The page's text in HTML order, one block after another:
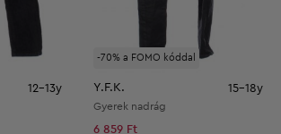
12-13y
-70% a FOMO kóddal
Y.F.K. 15-18y
Gyerek nadrág
6 859 Ft